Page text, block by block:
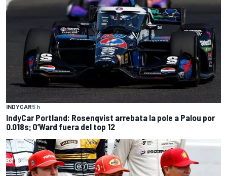
INDYCAR5 h
IndyCar Portland: Rosenqvist arrebata la pole a Palou por
0.018s; O’Ward fuera del top 12